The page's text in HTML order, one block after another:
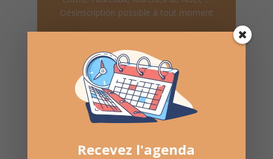
Désinscription possible à tout moment
Recevoir l'agenda chaque
semaine
Recevez l'agenda